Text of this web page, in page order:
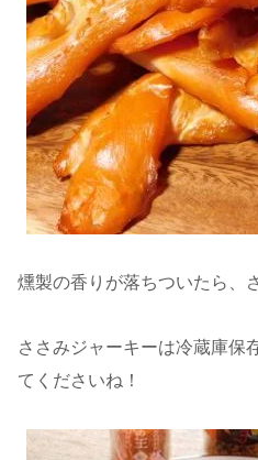
燻製の香りが落ちついたら、
ささみジャーキーは冷蔵庫保
てくださいね！